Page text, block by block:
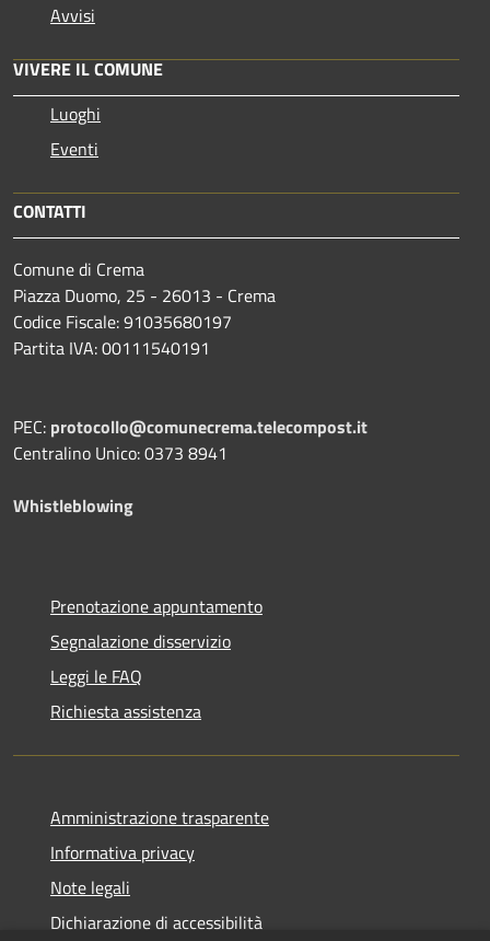
Avvisi
VIVERE IL COMUNE
Luoghi
Eventi
CONTATTI
Comune di Crema
Piazza Duomo, 25 - 26013 - Crema
Codice Fiscale: 91035680197
Partita IVA: 00111540191
PEC: protocollo@comunecrema.telecompost.it
Centralino Unico: 0373 8941
Whistleblowing
Prenotazione appuntamento
Segnalazione disservizio
Leggi le FAQ
Richiesta assistenza
Amministrazione trasparente
Informativa privacy
Note legali
Dichiarazione di accessibilità